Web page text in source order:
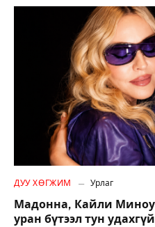
ДУУ ХӨГЖИМ Урлаг
Мадонна, Кайли
уран бүтээл тун